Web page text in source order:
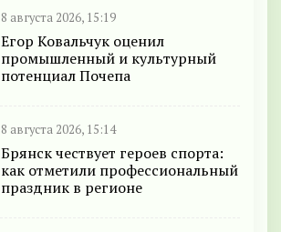
8 августа 2026, 15:19
Егор Ковальчук оценил
промышленный и культурный
потенциал Почепа
8 августа 2026, 15:14
Брянск чествует героев спорта:
как отметили профессиональный
праздник в регионе